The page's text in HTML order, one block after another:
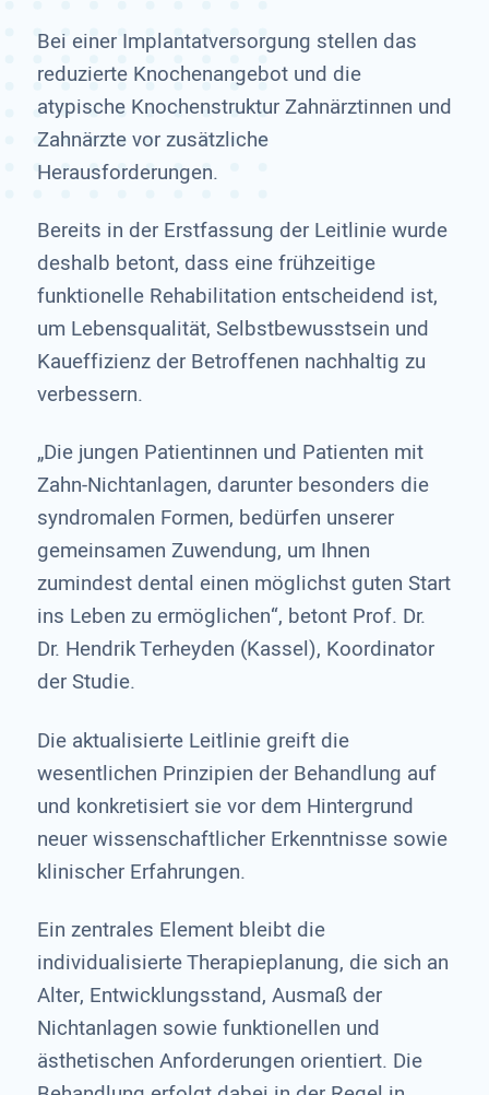
Bei einer Implantatversorgung stellen das
reduzierte Knochenangebot und die
atypische Knochenstruktur Zahnärztinnen und
Zahnärzte vor zusätzliche
Herausforderungen.
Bereits in der Erstfassung der Leitlinie wurde
deshalb betont, dass eine frühzeitige
funktionelle Rehabilitation entscheidend ist,
um Lebensqualität, Selbstbewusstsein und
Kaueffizienz der Betroffenen nachhaltig zu
verbessern.
„Die jungen Patientinnen und Patienten mit
Zahn-Nichtanlagen, darunter besonders die
syndromalen Formen, bedürfen unserer
gemeinsamen Zuwendung, um Ihnen
zumindest dental einen möglichst guten Start
ins Leben zu ermöglichen“, betont Prof. Dr.
Dr. Hendrik Terheyden (Kassel), Koordinator
der Studie.
Die aktualisierte Leitlinie greift die
wesentlichen Prinzipien der Behandlung auf
und konkretisiert sie vor dem Hintergrund
neuer wissenschaftlicher Erkenntnisse sowie
klinischer Erfahrungen.
Ein zentrales Element bleibt die
individualisierte Therapieplanung, die sich an
Alter, Entwicklungsstand, Ausmaß der
Nichtanlagen sowie funktionellen und
ästhetischen Anforderungen orientiert. Die